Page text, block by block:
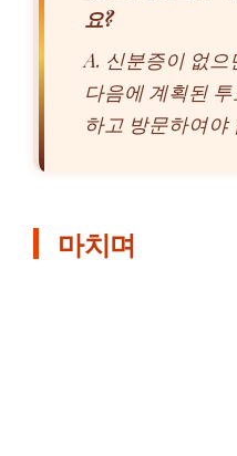
요?
A. 신분증이 없으
다음에 계획된
하고 방문하여야
마치며